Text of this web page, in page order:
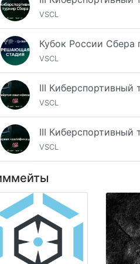
VSCL
VSCL
VSCL
VSCL